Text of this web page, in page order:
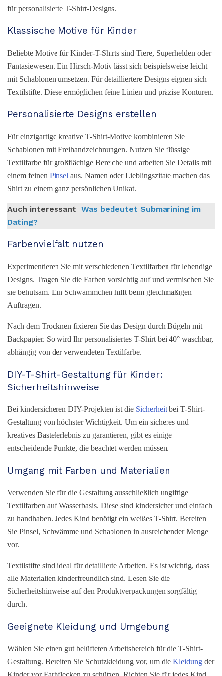
für personalisierte T-Shirt-Designs.
Klassische Motive für Kinder
Beliebte Motive für Kinder-T-Shirts sind Tiere, Superhelden oder
Fantasiewesen. Ein Hirsch-Motiv lässt sich beispielsweise leicht
mit Schablonen umsetzen. Für detailliertere Designs eignen sich
Textilstifte. Diese ermöglichen feine Linien und präzise Konturen.
Personalisierte Designs erstellen
Für einzigartige kreative T-Shirt-Motive kombinieren Sie
Schablonen mit Freihandzeichnungen. Nutzen Sie flüssige
Textilfarbe für großflächige Bereiche und arbeiten Sie Details mit
einem feinen Pinsel aus. Namen oder Lieblingszitate machen das
Shirt zu einem ganz persönlichen Unikat.
Auch interessant Was bedeutet Submarining im
Dating?
Farbenvielfalt nutzen
Experimentieren Sie mit verschiedenen Textilfarben für lebendige
Designs. Tragen Sie die Farben vorsichtig auf und vermischen Sie
sie behutsam. Ein Schwämmchen hilft beim gleichmäßigen
Auftragen.
Nach dem Trocknen fixieren Sie das Design durch Bügeln mit
Backpapier. So wird Ihr personalisiertes T-Shirt bei 40° waschbar,
abhängig von der verwendeten Textilfarbe.
DIY-T-Shirt-Gestaltung für Kinder:
Sicherheitshinweise
Bei kindersicheren DIY-Projekten ist die Sicherheitbei T-Shirt-
Gestaltung von höchster Wichtigkeit. Um ein sicheres und
kreatives Bastelerlebnis zu garantieren, gibt es einige
entscheidende Punkte, die beachtet werden müssen.
Umgang mit Farben und Materialien
Verwenden Sie für die Gestaltung ausschließlich ungiftige
Textilfarben auf Wasserbasis. Diese sind kindersicher und einfach
zu handhaben. Jedes Kind benötigt ein weißes T-Shirt. Bereiten
Sie Pinsel, Schwämme und Schablonen in ausreichender Menge
vor.
Textilstifte sind ideal für detaillierte Arbeiten. Es ist wichtig, dass
alle Materialien kinderfreundlich sind. Lesen Sie die
Sicherheitshinweise auf den Produktverpackungen sorgfältig
durch.
Geeignete Kleidung und Umgebung
Wählen Sie einen gut belüfteten Arbeitsbereich für die T-Shirt-
Gestaltung. Bereiten Sie Schutzkleidung vor, um die Kleidung der